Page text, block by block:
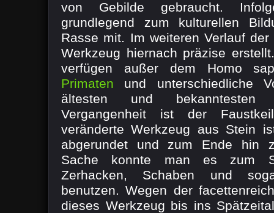
von Gebilde gebraucht.
grundlegend zum kulturellen
Rasse mit. Im weiteren Verlauf
Werkzeug hiernach präzise
verfügen außer dem Homo
Primaten und unterschiedliche
ältesten und bekanntesten
Vergangenheit ist der
veränderte Werkzeug aus Stein
abgerundet und zum Ende hin
Sache konnte man es zum
Zerhacken, Schaben und
benutzen. Wegen der
dieses Werkzeug bis ins